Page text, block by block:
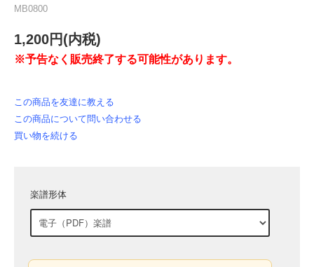
MB0800
1,200円(内税)
※予告なく販売終了する可能性があります。
この商品を友達に教える
この商品について問い合わせる
買い物を続ける
楽譜形体